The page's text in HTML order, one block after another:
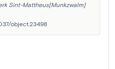
Sint-Mattheus[Munkzwalm]
object.23498